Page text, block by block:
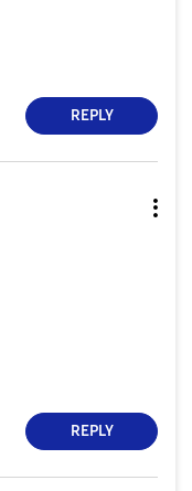
REPLY
REPLY